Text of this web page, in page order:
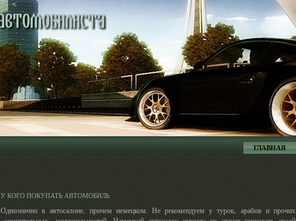
ГЛАВНАЯ
У КОГО ПОКУПАТЬ АВТОМОБИЛЬ
Однозначно в автосалоне, причем немецком. Не рекомендуем у турок, арабов и прочих